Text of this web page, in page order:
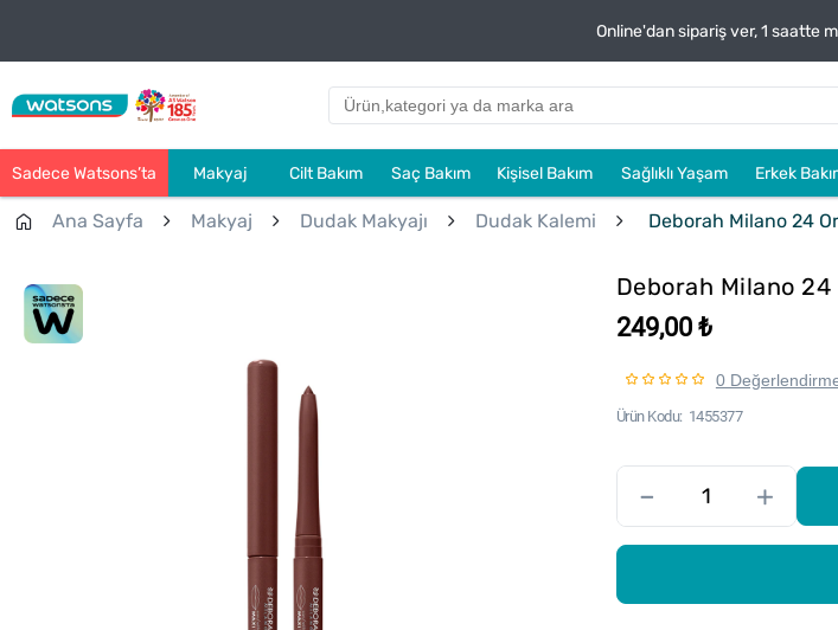
Online'dan sipariş ver, 1 saatte
Sadece Watsons’ta Makyaj Cilt Bakım Saç Bakım Kişisel Bakım Sağlıklı Yaşam Erkek
Ana Sayfa Makyaj Dudak Makyajı Dudak Kalemi Deborah Milano 24
Deborah Milano
249,00 ₺
0
Ürün Kodu 1455377
– +